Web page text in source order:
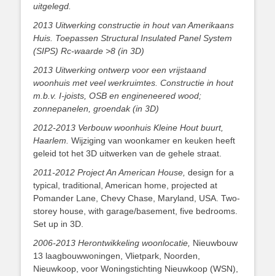
uitgelegd.
2013 Uitwerking constructie in hout van Amerikaans
Huis. Toepassen Structural Insulated Panel System
(SIPS) Rc-waarde >8 (in 3D)
2013 Uitwerking ontwerp voor een vrijstaand
woonhuis met veel werkruimtes. Constructie in hout
m.b.v. I-joists, OSB en engineneered wood;
zonnepanelen, groendak (in 3D)
2012-2013 Verbouw woonhuis Kleine Hout buurt,
Haarlem. Wijziging van woonkamer en keuken heeft
geleid tot het 3D uitwerken van de gehele straat.
2011-2012 Project An American House, design for a
typical, traditional, American home, projected at
Pomander Lane, Chevy Chase, Maryland, USA. Two-
storey house, with garage/basement, five bedrooms.
Set up in 3D.
2006-2013 Herontwikkeling woonlocatie, Nieuwbouw
13 laagbouwwoningen, Vlietpark, Noorden,
Nieuwkoop, voor Woningstichting Nieuwkoop (WSN),